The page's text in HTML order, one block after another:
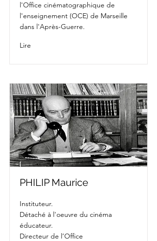
l'Office cinématographique de
l'enseignement (OCE) de Marseille
dans l'Après-Guerre.
Lire
PHILIP Maurice
Instituteur.
Détaché à l'oeuvre du cinéma
éducateur.
Directeur de l’Office